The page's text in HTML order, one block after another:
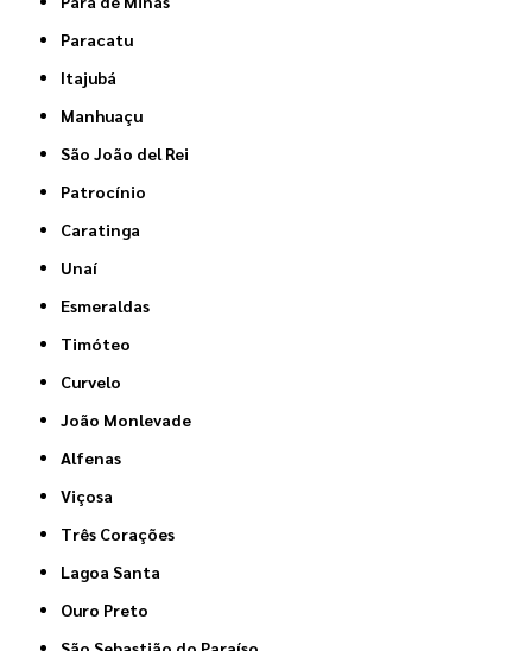
Paracatu
Itajubá
Manhuaçu
São João del Rei
Patrocínio
Caratinga
Unaí
Esmeraldas
Timóteo
Curvelo
João Monlevade
Alfenas
Viçosa
Três Corações
Lagoa Santa
Ouro Preto